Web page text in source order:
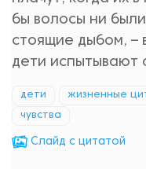
бы волосы ни
стоящие дыбом, –
дети испытывают
дети жизненные
чувства
Cлайд с цитатой